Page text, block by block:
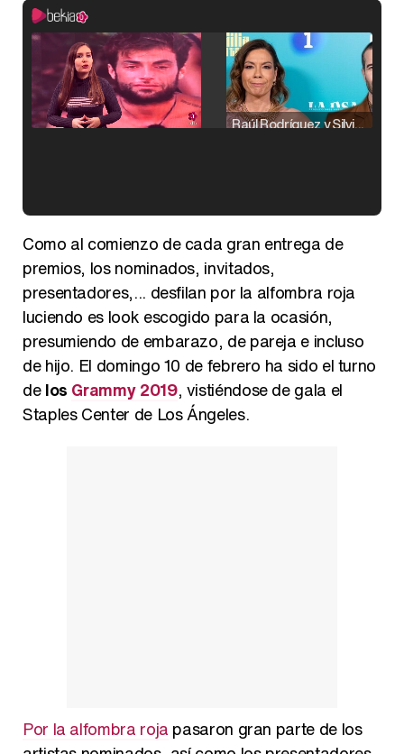
Raúl Rodríguez y Silvia Taulés nos cuentan su papel en 'La familia de la tele'
Magdalena de Suecia responde a las críticas y explica por qué le han permitido lanzar su propio negocio
Como al comienzo de cada gran entrega de
premios, los nominados, invitados,
presentadores,... desfilan por la alfombra roja
luciendo es look escogido para la ocasión,
presumiendo de embarazo, de pareja e incluso
de hijo. El domingo 10 de febrero ha sido el turno
delos Grammy 2019, vistiéndose de gala el
Staples Center de Los Ángeles.
Por la alfombra roja pasaron gran parte de los